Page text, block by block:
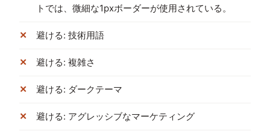
トでは、微細な1pxボーダーが使用されている。
避ける: 技術用語
避ける: 複雑さ
避ける: ダークテーマ
避ける: アグレッシブなマーケティング